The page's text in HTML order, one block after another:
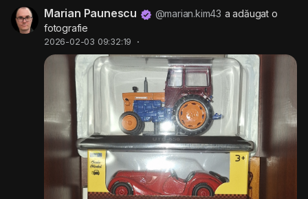
Marian Paunescu @marian.kim43 a adăugat o
fotografie
2026-02-03 09:32:19 ·